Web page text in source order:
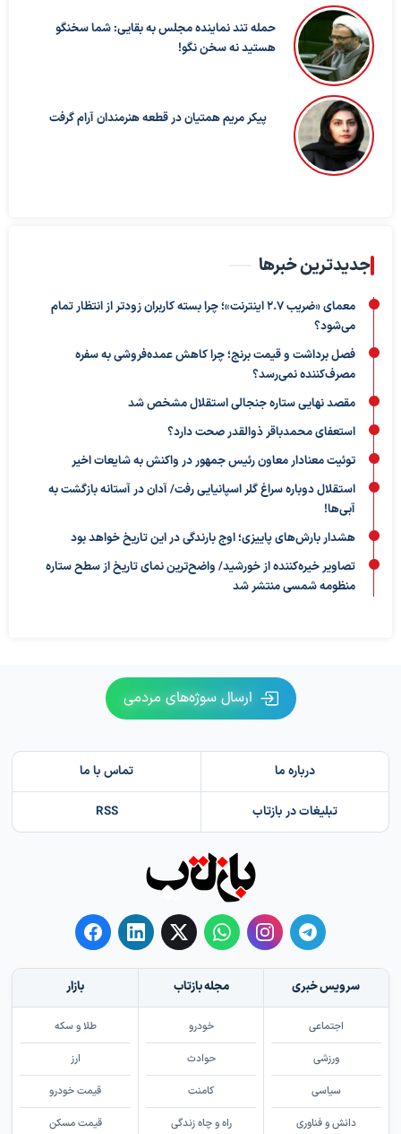
حمله تند نماینده مجلس به بقایی: شما سخنگو
هستید نه سخن نگو!
پیکر مریم همتیان در قطعه هنرمندان آرام گرفت
جدیدترین خبرها
معمای «ضریب ۲.۷ اینترنت»؛ چرا بسته کاربران زودتر از انتظار تمام
می‌شود؟
فصل برداشت و قیمت برنج؛ چرا کاهش عمده‌فروشی به سفره
مصرف‌کننده نمی‌رسد؟
مقصد نهایی ستاره جنجالی استقلال مشخص شد
استعفای محمدباقر ذوالقدر صحت دارد؟
توئیت معنادار معاون رئیس جمهور در واکنش به شایعات اخیر
استقلال دوباره سراغ گلر اسپانیایی رفت/ آدان در آستانه بازگشت به
آبی‌ها!
هشدار بارش‌های پاییزی؛ اوج بارندگی در این تاریخ خواهد بود
تصاویر خیره‌کننده از خورشید/ واضح‌ترین نمای تاریخ از سطح ستاره
منظومه شمسی منتشر شد
ارسال سوژه‌های مردمی
درباره ما تماس با ما
تبلیغات در بازتاب RSS
سرویس خبری
اجتماعی
ورزشی
سیاسی
دانش و فناوری
مجله بازتاب
خودرو
حوادث
کامنت
راه و چاه زندگی
بازار
طلا و سکه
ارز
قیمت خودرو
قیمت مسکن